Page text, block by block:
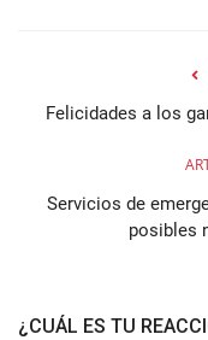
Felicidades a los
Servicios de
posibles
¿CUÁL ES TU